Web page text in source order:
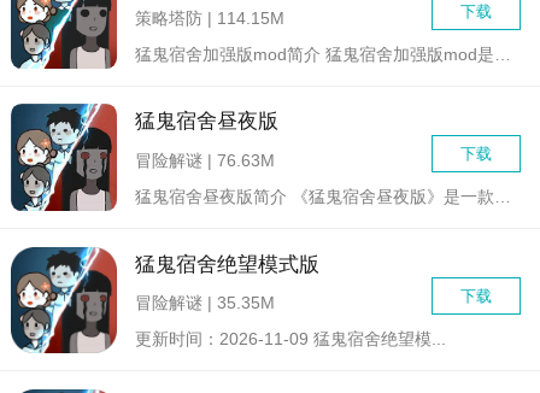
下载
策略塔防 | 114.15M
猛鬼宿舍昼夜版
下载
冒险解谜 | 76.63M
猛鬼宿舍绝望模式版
下载
冒险解谜 | 35.35M
更新时间：2026-11-09 猛鬼宿舍绝望模...